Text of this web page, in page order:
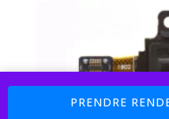
Boutique : 5% sur les
Payement 4 X Sans Frais
PRENDRE